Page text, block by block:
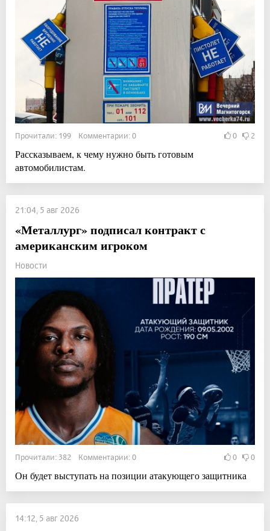
Прочитали: 199 Комментарии: 0 0 2
Рассказываем, к чему нужно быть готовым
автомобилистам.
21:04, 5 авг 2026
«Металлург» подписал контракт с
американским игроком
Новости
Прочитали: 382 Комментарии: 0 0 0
Он будет выступать на позиции атакующего защитника
14:12, 5 авг 2026